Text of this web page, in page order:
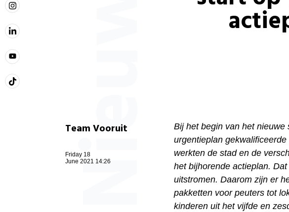
Nieuws
Team Vooruit
Friday 18
June 2021 14:26
Bij het begin van het nieuwe
urgentieplan
werkten de stad en de
het bijhorende actieplan.
uitstromen. Daarom zijn er
pakketten voor peuters tot
kinderen uit het vijfde en